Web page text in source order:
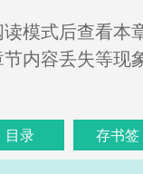
模式后查看本
内容丢失等现
目录 存书签